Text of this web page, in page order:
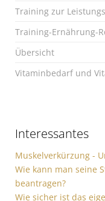
Training zur
Training-Ernährung-
Übersicht
Vitaminbedarf und
Interessantes
Muskelverkürzung -
Wie kann man seine
beantragen?
Wie sicher ist das